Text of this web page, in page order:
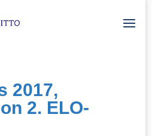
2017,
2. ELO-